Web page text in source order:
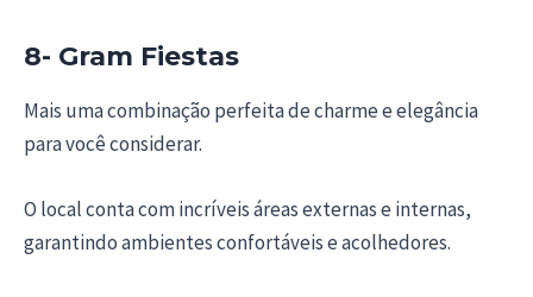
8- Gram Fiestas
Mais uma combinação perfeita de charme e elegância
para você considerar.
O local conta com incríveis áreas externas e internas,
garantindo ambientes confortáveis e acolhedores.